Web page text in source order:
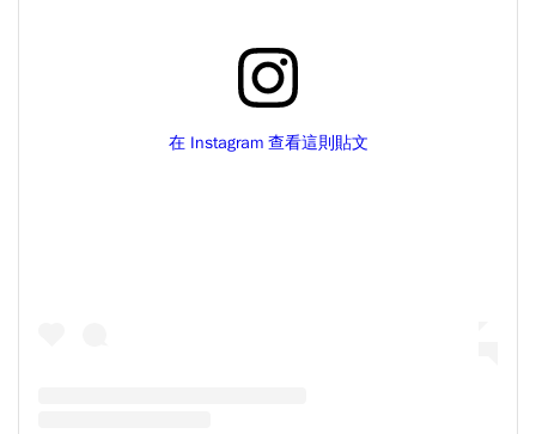
在 Instagram 查看這則貼文